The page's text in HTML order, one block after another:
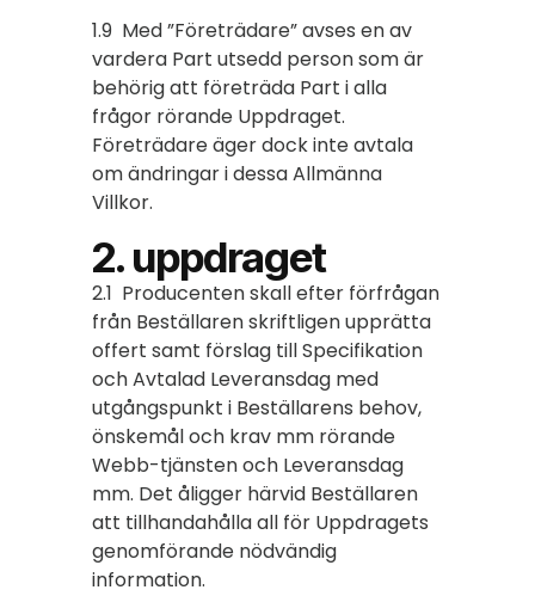
1.9 Med ”Företrädare” avses en av
vardera Part utsedd person som är
behörig att företräda Part i alla
frågor rörande Uppdraget.
Företrädare äger dock inte avtala
om ändringar i dessa Allmänna
Villkor.
2. uppdraget
2.1 Producenten skall efter förfrågan
från Beställaren skriftligen upprätta
offert samt förslag till Specifikation
och Avtalad Leveransdag med
utgångspunkt i Beställarens behov,
önskemål och krav mm rörande
Webb-tjänsten och Leveransdag
mm. Det åligger härvid Beställaren
att tillhandahålla all för Uppdragets
genomförande nödvändig
information.